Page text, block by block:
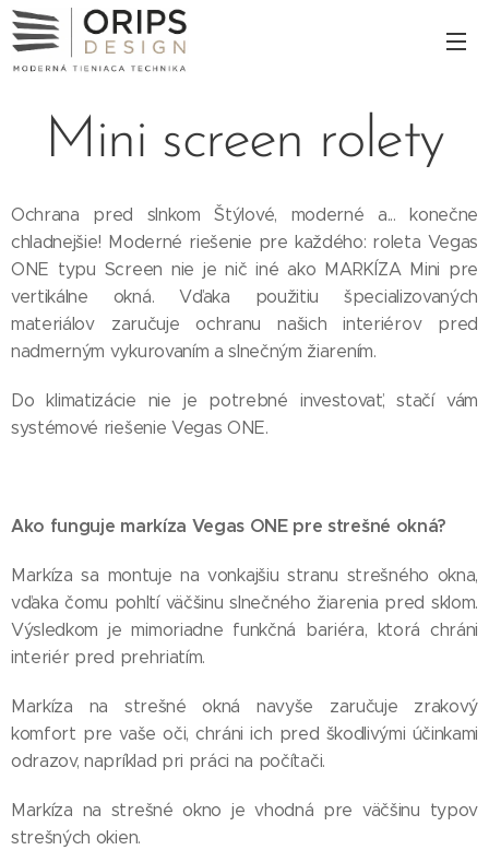
Mini screen rolety
Ochrana pred slnkom Štýlové, moderné a... konečne
chladnejšie! Moderné riešenie pre každého: roleta Vegas
ONE typu Screen nie je nič iné ako MARKÍZA Mini pre
vertikálne okná. Vďaka použitiu špecializovaných
materiálov zaručuje ochranu našich interiérov pred
nadmerným vykurovaním a slnečným žiarením.
Do klimatizácie nie je potrebné investovať, stačí vám
systémové riešenie Vegas ONE.
Ako funguje markíza Vegas ONE pre strešné okná?
Markíza sa montuje na vonkajšiu stranu strešného okna,
vďaka čomu pohltí väčšinu slnečného žiarenia pred sklom.
Výsledkom je mimoriadne funkčná bariéra, ktorá chráni
interiér pred prehriatím.
Markíza na strešné okná navyše zaručuje zrakový
komfort pre vaše oči, chráni ich pred škodlivými účinkami
odrazov, napríklad pri práci na počítači.
Markíza na strešné okno je vhodná pre väčšinu typov
strešných okien.